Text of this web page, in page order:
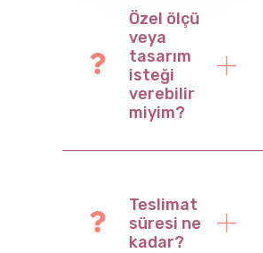
Özel ölçü
veya
tasarım
isteği
verebilir
miyim?
Teslimat
süresi ne
kadar?